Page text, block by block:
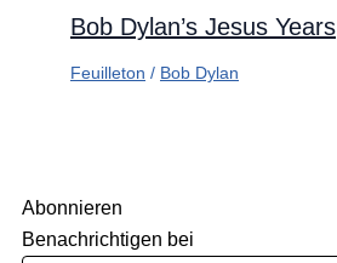
Bob Dylan’s Jesus Years
Feuilleton / Bob Dylan
Abonnieren
Benachrichtigen bei